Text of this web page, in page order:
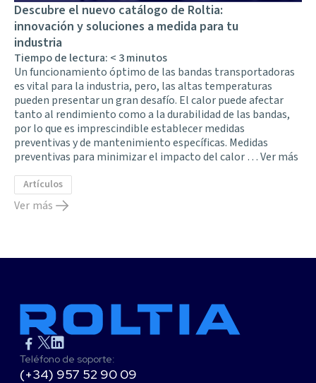
Descubre el nuevo catálogo de Roltia:
innovación y soluciones a medida para tu
industria
Tiempo de lectura: < 3minutos
Un funcionamiento óptimo de las bandas transportadoras
es vital para la industria, pero, las altas temperaturas
pueden presentar un gran desafío. El calor puede afectar
tanto al rendimiento como a la durabilidad de las bandas,
por lo que es imprescindible establecer medidas
preventivas y de mantenimiento específicas. Medidas
preventivas para minimizar el impacto del calor …Ver más
Artículos
Ver más
Teléfono de soporte:
(+34) 957 52 90 09